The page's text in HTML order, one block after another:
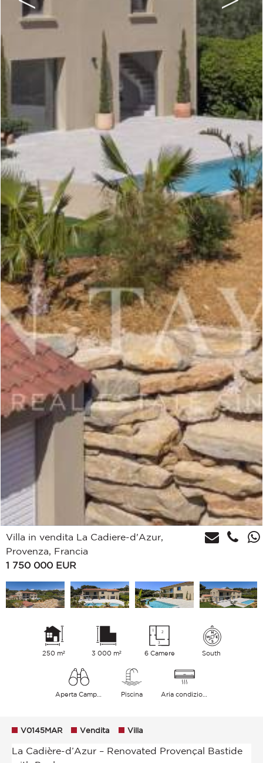
Villa in vendita La Cadiere-d'Azur,
Provenza, Francia
1 750 000 EUR
250 m² 3 000 m² 6 Camere South
Piscina
V0145MAR Vendita Villa